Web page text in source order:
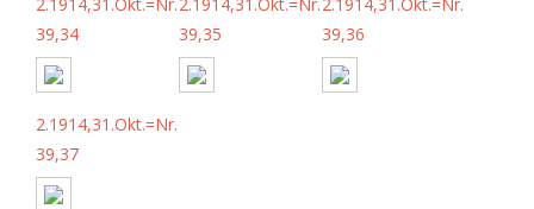
39,34
39,35
39,36
2.1914,31.Okt.=Nr.
39,37